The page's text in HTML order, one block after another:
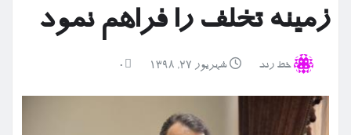
زمینه تخلف را فراهم نمود
خط رند شهریور ۲۷, ۱۳۹۸ 0